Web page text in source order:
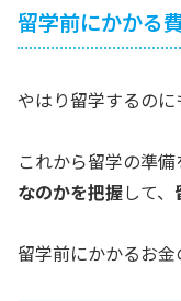
留学前にかかる
やはり留学するのに
これから留学の準備
なのかを把握して、
留学前にかかるお金